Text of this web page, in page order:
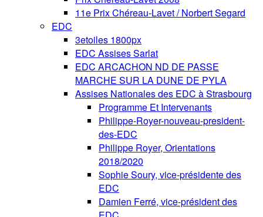
11e Prix Chéreau-Lavet / Norbert Segard
EDC
3etoiles 1800px
EDC Assises Sarlat
EDC ARCACHON ND DE PASSE
MARCHE SUR LA DUNE DE PYLA
Assises Nationales des EDC à Strasbourg
Programme Et Intervenants
Philippe-Royer-nouveau-president-
des-EDC
Philippe Royer, Orientations
2018/2020
Sophie Soury, vice-présidente des
EDC
Damien Ferré, vice-président des